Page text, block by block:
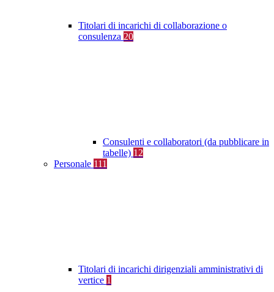
Titolari di incarichi di collaborazione o
consulenza 20
Consulenti e collaboratori (da pubblicare in
tabelle) 12
Personale 111
Titolari di incarichi dirigenziali amministrativi di
vertice 1